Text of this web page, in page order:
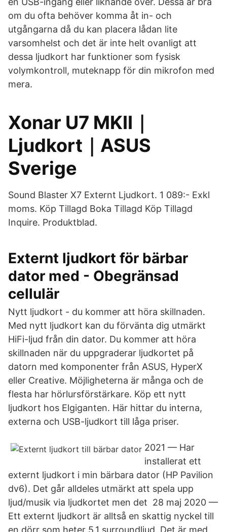
om du ofta behöver komma åt in- och
utgångarna då du kan placera lådan lite
varsomhelst och det är inte helt ovanligt att
dessa ljudkort har funktioner som fysisk
volymkontroll, muteknapp för din mikrofon med
mera.
Xonar U7 MKII｜
Ljudkort｜ASUS
Sverige
Sound Blaster X7 Externt Ljudkort. 1 089:- Exkl
moms. Köp Tillagd Boka Tillagd Köp Tillagd
Inquire. Produktblad.
Externt ljudkort för bärbar
dator med - Obegränsad
cellulär
Nytt ljudkort - du kommer att höra skillnaden.
Med nytt ljudkort kan du förvänta dig utmärkt
HiFi-ljud från din dator. Du kommer att höra
skillnaden när du uppgraderar ljudkortet på
datorn med komponenter från ASUS, HyperX
eller Creative. Möjligheterna är många och de
flesta har hörlursförstärkare. Köp ett nytt
ljudkort hos Elgiganten. Här hittar du interna,
externa och USB-ljudkort till låga priser.
2021 — Har
installerat ett
externt ljudkort i min bärbara dator (HP Pavilion
dv6). Det går alldeles utmärkt att spela upp
ljud/musik via ljudkortet men det 28 maj 2020 —
Ett externt ljudkort är alltså en skattig nyckel till
en dörr som heter 5.1 surroundljud. Det är med